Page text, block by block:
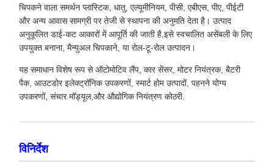
चिपकने वाला समर्थन प्लास्टिक, धातु, एल्यूमीनियम, पीसी, एबीएस, पीए, पीईटी
और अन्य आवास सामग्री पर तेजी से स्थापना की अनुमति देता है। उत्पाद
अनुकूलित डाई-कट आकारों में आपूर्ति की जाती है,इसे स्वचालित असेंबली के लिए
उपयुक्त बनाना, मैन्युअल चिपकाने, या रोल-टू-रोल उत्पादन।
यह समाधान विशेष रूप से ऑटोमोटिव लैंप, कार सेंसर, मोटर नियंत्रक, बैटरी
पैक, आउटडोर इलेक्ट्रॉनिक उपकरणों, स्मार्ट होम उत्पादों, पहनने योग्य
उपकरणों, संचार मॉड्यूल,और औद्योगिक नियंत्रण कोठरी.
विनिर्देश